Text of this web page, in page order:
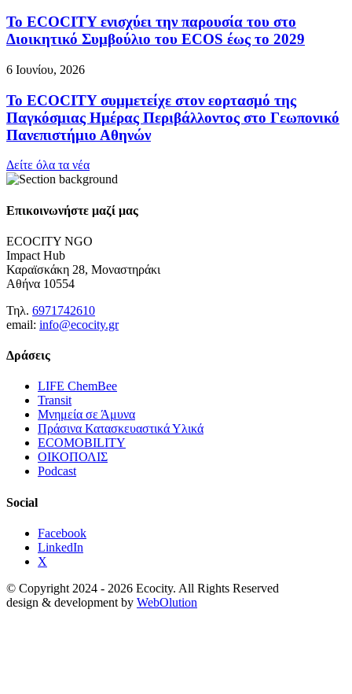
Το ECOCITY ενισχύει την παρουσία του στο
Διοικητικό Συμβούλιο του ECOS έως το 2029
6 Ιουνίου, 2026
Το ECOCITY συμμετείχε στον εορτασμό της
Παγκόσμιας Ημέρας Περιβάλλοντος στο Γεωπονικό
Πανεπιστήμιο Αθηνών
Δείτε όλα τα νέα
Επικοινωνήστε μαζί μας
ECOCITY NGO
Impact Hub
Καραϊσκάκη 28, Μοναστηράκι
Αθήνα 10554
Τηλ. 6971742610
email: info@ecocity.gr
Δράσεις
LIFE ChemBee
Transit
Μνημεία σε Άμυνα
Πράσινα Κατασκευαστικά Υλικά
ECOMOBILITY
ΟΙΚΟΠΟΛΙΣ
Podcast
Social
Facebook
LinkedIn
X
© Copyright 2024 - 2026 Ecocity. All Rights Reserved
design & development by WebOlution